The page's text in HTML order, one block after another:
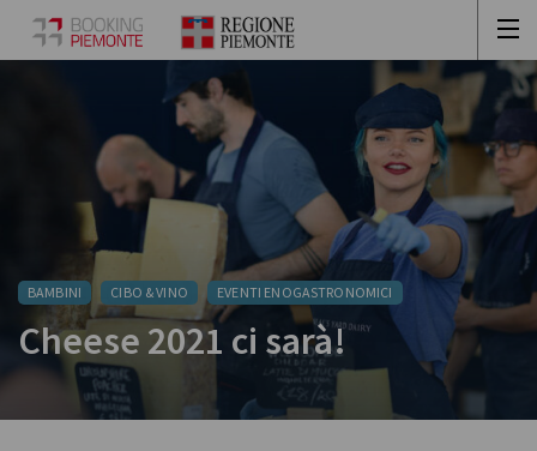
BAMBINI CIBO & VINO EVENTI ENOGASTRONOMICI
Cheese 2021 ci sarà!